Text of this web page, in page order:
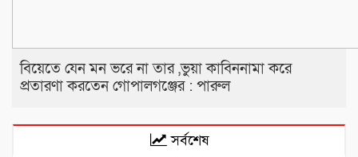
বিয়েতে যেন মন ভরে না তার ,ভুয়া কাবিননামা করে
প্রতারণা করতেন গোপালগঞ্জের : পারুল
সর্বশেষ